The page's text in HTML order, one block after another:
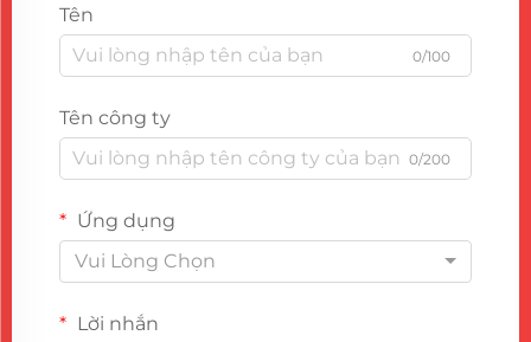
Tên
0/100
Tên công ty
0/200
Ứng dụng
Vui Lòng Chọn
Lời nhắn